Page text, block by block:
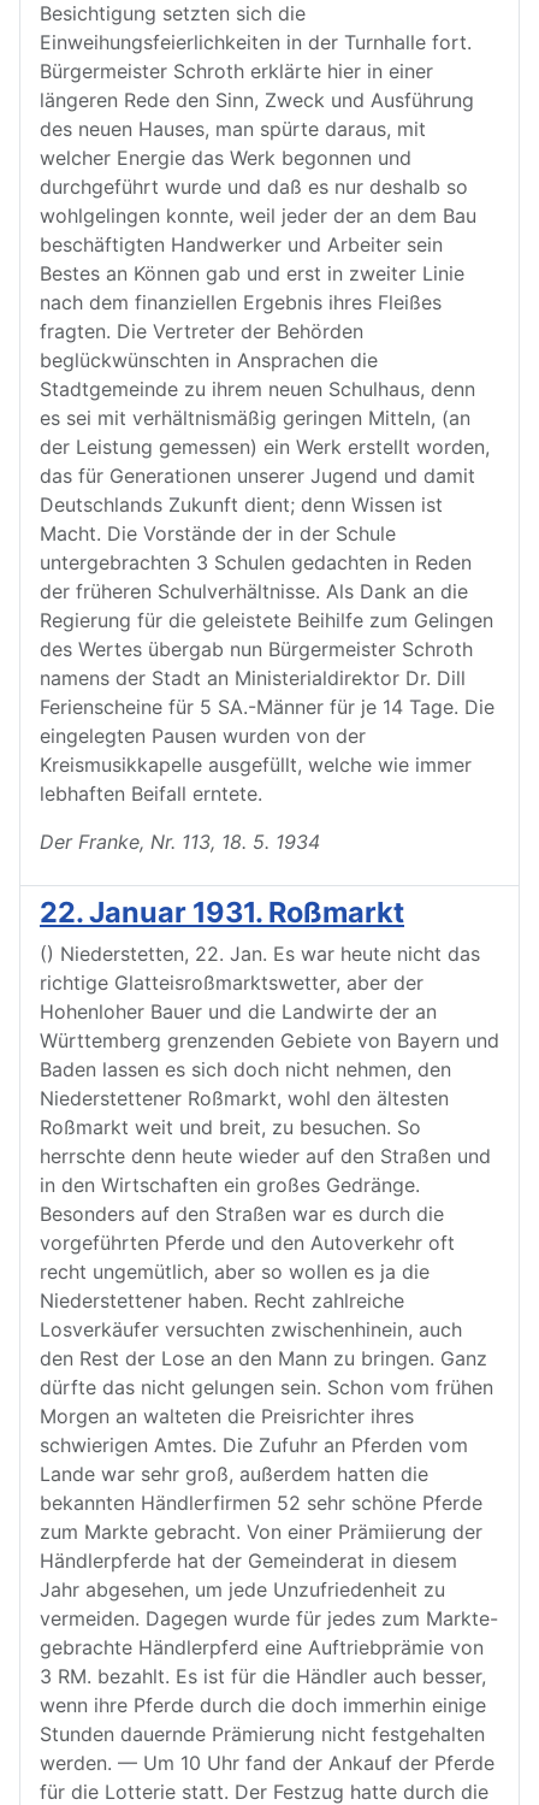
Besichtigung setzten sich die
Einweihungsfeierlichkeiten in der Turnhalle fort.
Bürgermeister Schroth erklärte hier in einer
längeren Rede den Sinn, Zweck und Ausführung
des neuen Hauses, man spürte daraus, mit
welcher Energie das Werk begonnen und
durchgeführt wurde und daß es nur deshalb so
wohlgelingen konnte, weil jeder der an dem Bau
beschäftigten Handwerker und Arbeiter sein
Bestes an Können gab und erst in zweiter Linie
nach dem finanziellen Ergebnis ihres Fleißes
fragten. Die Vertreter der Behörden
beglückwünschten in Ansprachen die
Stadtgemeinde zu ihrem neuen Schulhaus, denn
es sei mit verhältnismäßig geringen Mitteln, (an
der Leistung gemessen) ein Werk erstellt worden,
das für Generationen unserer Jugend und damit
Deutschlands Zukunft dient; denn Wissen ist
Macht. Die Vorstände der in der Schule
untergebrachten 3 Schulen gedachten in Reden
der früheren Schulverhältnisse. Als Dank an die
Regierung für die geleistete Beihilfe zum Gelingen
des Wertes übergab nun Bürgermeister Schroth
namens der Stadt an Ministerialdirektor Dr. Dill
Ferienscheine für 5 SA.-Männer für je 14 Tage. Die
eingelegten Pausen wurden von der
Kreismusikkapelle ausgefüllt, welche wie immer
lebhaften Beifall erntete.
Der Franke, Nr. 113, 18. 5. 1934
22. Januar 1931. Roßmarkt
() Niederstetten, 22. Jan. Es war heute nicht das
richtige Glatteisroßmarktswetter, aber der
Hohenloher Bauer und die Landwirte der an
Württemberg grenzenden Gebiete von Bayern und
Baden lassen es sich doch nicht nehmen, den
Niederstettener Roßmarkt, wohl den ältesten
Roßmarkt weit und breit, zu besuchen. So
herrschte denn heute wieder auf den Straßen und
in den Wirtschaften ein großes Gedränge.
Besonders auf den Straßen war es durch die
vorgeführten Pferde und den Autoverkehr oft
recht ungemütlich, aber so wollen es ja die
Niederstettener haben. Recht zahlreiche
Losverkäufer versuchten zwischenhinein, auch
den Rest der Lose an den Mann zu bringen. Ganz
dürfte das nicht gelungen sein. Schon vom frühen
Morgen an walteten die Preisrichter ihres
schwierigen Amtes. Die Zufuhr an Pferden vom
Lande war sehr groß, außerdem hatten die
bekannten Händlerfirmen 52 sehr schöne Pferde
zum Markte gebracht. Von einer Prämiierung der
Händlerpferde hat der Gemeinderat in diesem
Jahr abgesehen, um jede Unzufriedenheit zu
vermeiden. Dagegen wurde für jedes zum Markte-
gebrachte Händlerpferd eine Auftriebprämie von
3 RM. bezahlt. Es ist für die Händler auch besser,
wenn ihre Pferde durch die doch immerhin einige
Stunden dauernde Prämierung nicht festgehalten
werden. — Um 10 Uhr fand der Ankauf der Pferde
für die Lotterie statt. Der Festzug hatte durch die